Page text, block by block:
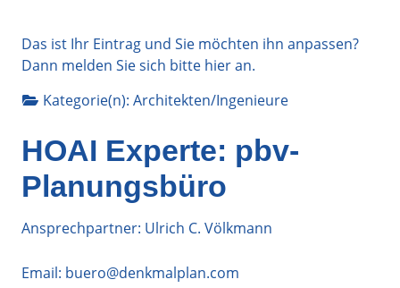
Das ist Ihr Eintrag und Sie möchten ihn anpassen?
Dann melden Sie sich bitte hieran.
Kategorie(n): Architekten/Ingenieure
HOAI Experte: pbv-
Planungsbüro
Ansprechpartner: Ulrich C. Völkmann
Email: buero@denkmalplan.com